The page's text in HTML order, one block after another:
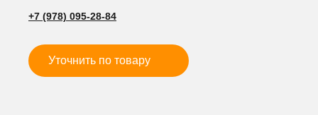
+7 (978) 095-28-84
Уточнить по товару